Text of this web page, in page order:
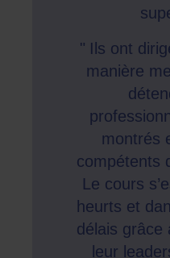
Ils ont
manière
montrés
compétents
Le cours
heurts et
délais grâce
leur